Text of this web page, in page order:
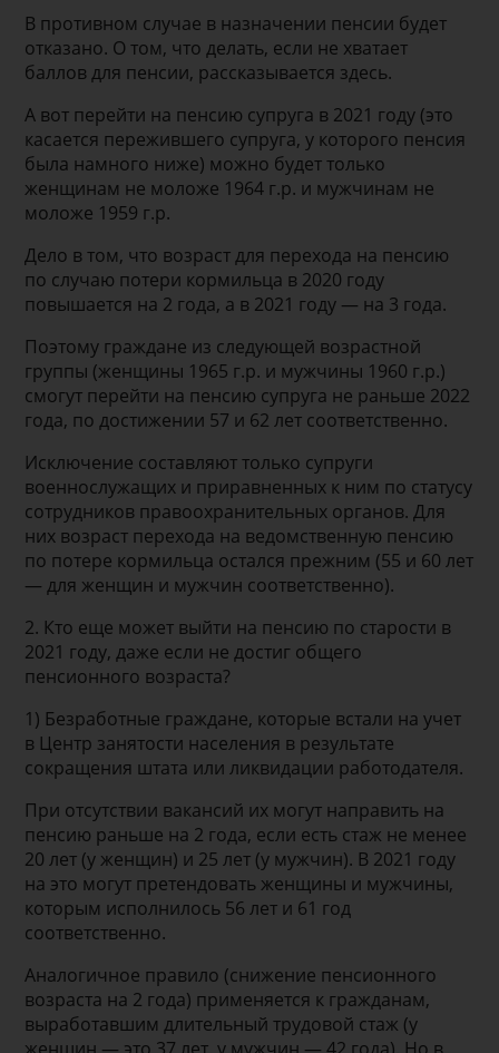
В противном случае в назначении пенсии будет
отказано. О том, что делать, если не хватает
баллов для пенсии, рассказывается здесь.
А вот перейти на пенсию супруга в 2021 году (это
касается пережившего супруга, у которого пенсия
была намного ниже) можно будет только
женщинам не моложе 1964 г.р. и мужчинам не
моложе 1959 г.р.
Дело в том, что возраст для перехода на пенсию
по случаю потери кормильца в 2020 году
повышается на 2 года, а в 2021 году — на 3 года.
Поэтому граждане из следующей возрастной
группы (женщины 1965 г.р. и мужчины 1960 г.р.)
смогут перейти на пенсию супруга не раньше 2022
года, по достижении 57 и 62 лет соответственно.
Исключение составляют только супруги
военнослужащих и приравненных к ним по статусу
сотрудников правоохранительных органов. Для
них возраст перехода на ведомственную пенсию
по потере кормильца остался прежним (55 и 60 лет
— для женщин и мужчин соответственно).
2. Кто еще может выйти на пенсию по старости в
2021 году, даже если не достиг общего
пенсионного возраста?
1) Безработные граждане, которые встали на учет
в Центр занятости населения в результате
сокращения штата или ликвидации работодателя.
При отсутствии вакансий их могут направить на
пенсию раньше на 2 года, если есть стаж не менее
20 лет (у женщин) и 25 лет (у мужчин). В 2021 году
на это могут претендовать женщины и мужчины,
которым исполнилось 56 лет и 61 год
соответственно.
Аналогичное правило (снижение пенсионного
возраста на 2 года) применяется к гражданам,
выработавшим длительный трудовой стаж (у